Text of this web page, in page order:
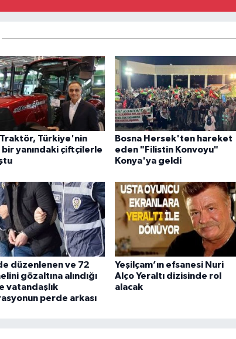
Türkiye'nin
yanındaki çiftçilerle
Bosna Hersek'ten hareket
eden "Filistin Konvoyu"
Konya'ya geldi
düzenlenen ve 72
gözaltına alındığı
vatandaşlık
perde arkası
Yeşilçam’ın efsanesi Nuri
Alço Yeraltı dizisinde rol
alacak